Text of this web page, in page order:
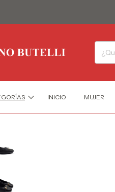
INICIO MUJER